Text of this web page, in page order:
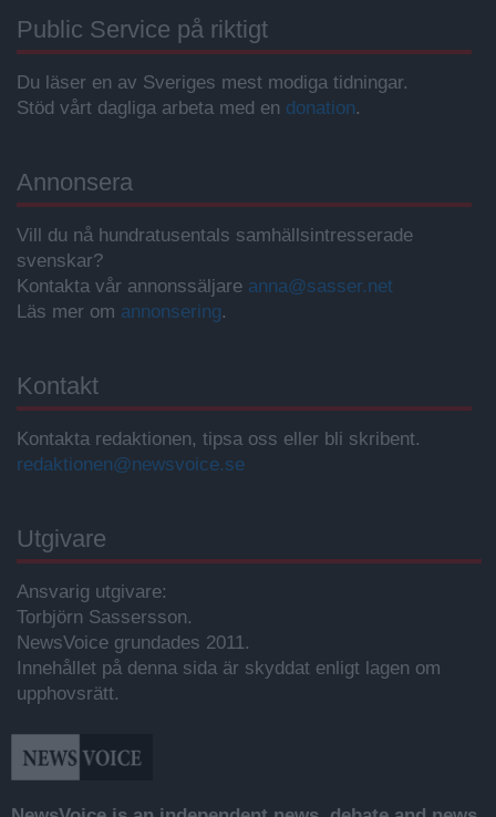
Public Service på riktigt
Du läser en av Sveriges mest modiga tidningar.
Stöd vårt dagliga arbeta med en donation.
Annonsera
Vill du nå hundratusentals samhällsintresserade
svenskar?
Kontakta vår annonssäljare anna@sasser.net
Läs mer om annonsering.
Kontakt
Kontakta redaktionen, tipsa oss eller bli skribent.
redaktionen@newsvoice.se
Utgivare
Ansvarig utgivare:
Torbjörn Sassersson.
NewsVoice grundades 2011.
Innehållet på denna sida är skyddat enligt lagen om
upphovsrätt.